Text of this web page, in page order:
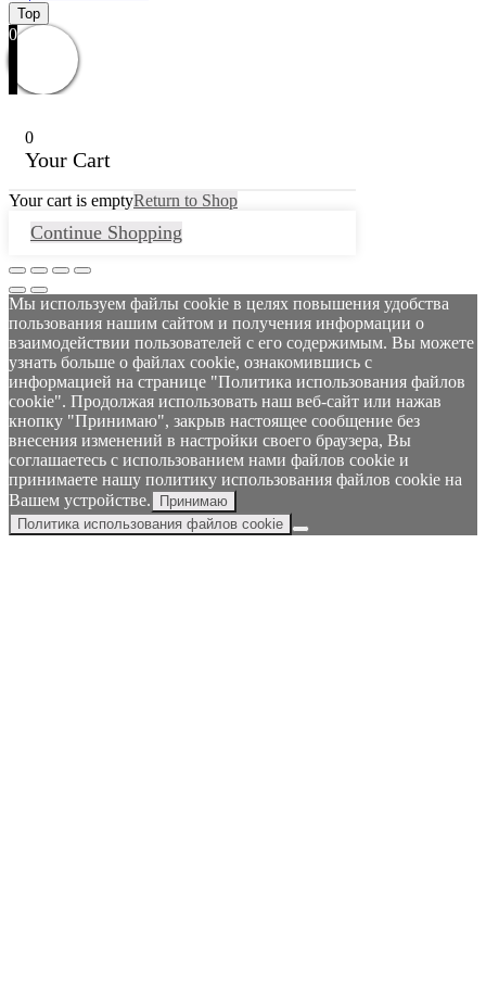
Top
0
0
Your Cart
Your cart is emptyReturn to Shop
Continue Shopping
Мы используем файлы cookie в целях повышения удобства
пользования нашим сайтом и получения информации о
взаимодействии пользователей с его содержимым. Вы можете
узнать больше о файлах cookie, ознакомившись с
информацией на странице "Политика использования файлов
cookie". Продолжая использовать наш веб-сайт или нажав
кнопку "Принимаю", закрыв настоящее сообщение без
внесения изменений в настройки своего браузера, Вы
соглашаетесь с использованием нами файлов cookie и
принимаете нашу политику использования файлов cookie на
Вашем устройстве.
Принимаю
Политика использования файлов cookie